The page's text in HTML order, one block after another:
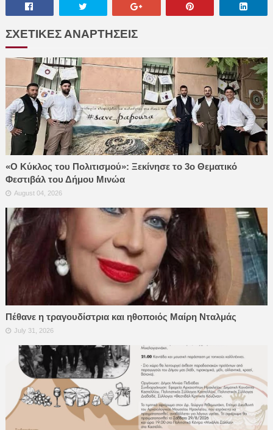
ΣΧΕΤΙΚΕΣ ΑΝΑΡΤΗΣΕΙΣ
«Ο Κύκλος του Πολιτισμού»: Ξεκίνησε το 3ο Θεματικό
Φεστιβάλ του Δήμου Μινώα
August 04, 2026
Πέθανε η τραγουδίστρια και ηθοποιός Μαίρη Νταλμάς
July 31, 2026